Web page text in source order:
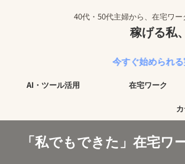
40代・50代主婦から、在宅ワ
稼げる私
今すぐ始められる実践的なノウ
AI・ツール活用 在宅ワーク
「私でもできた」在宅ワ